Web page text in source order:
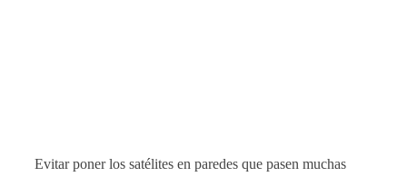
Evitar poner los satélites en paredes que pasen muchas